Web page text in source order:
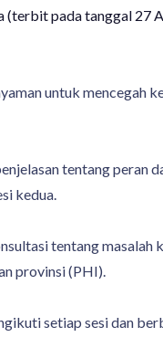
pada tanggal 27
untuk mencegah
tentang peran
kedua.
tentang masalah
provinsi (PHI).
setiap sesi dan